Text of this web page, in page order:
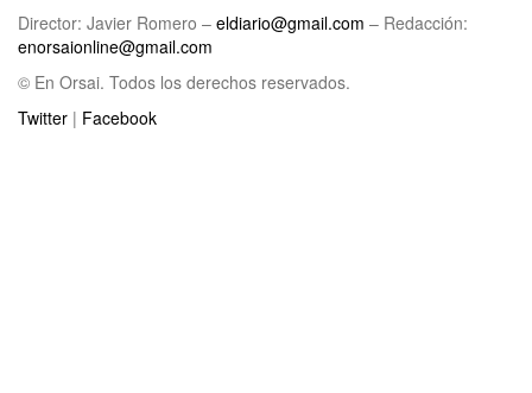
Director: Javier Romero – eldiario@gmail.com – Redacción:
enorsaionline@gmail.com
© En Orsai. Todos los derechos reservados.
Twitter | Facebook